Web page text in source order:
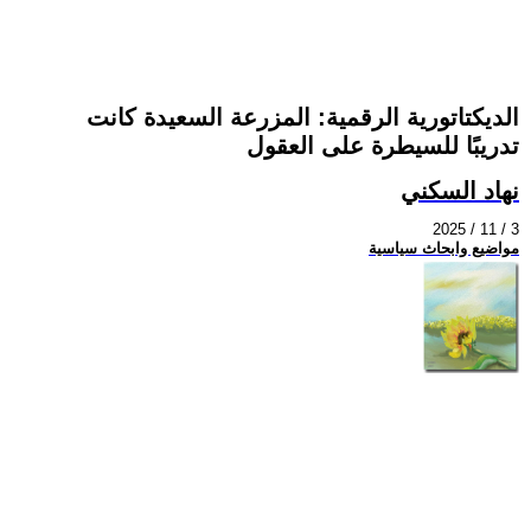
الديكتاتورية الرقمية: المزرعة السعيدة كانت
تدريبًا للسيطرة على العقول
نهاد السكني
2025 / 11 / 3
مواضيع وابحاث سياسية